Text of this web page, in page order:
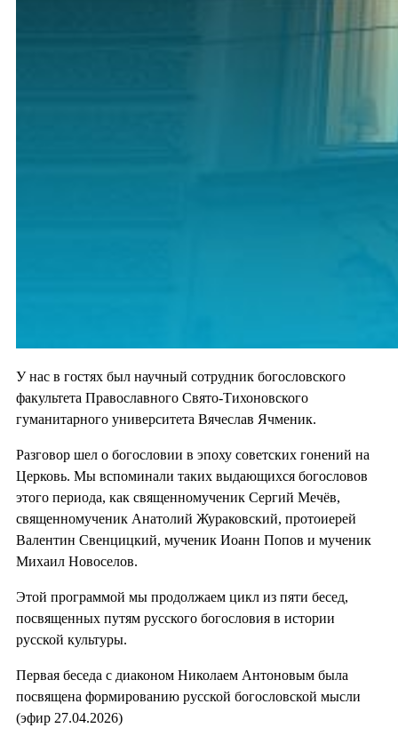
У нас в гостях был научный сотрудник богословского
факультета Православного Свято-Тихоновского
гуманитарного университета Вячеслав Ячменик.
Разговор шел о богословии в эпоху советских гонений на
Церковь. Мы вспоминали таких выдающихся богословов
этого периода, как священномученик Сергий Мечёв,
священномученик Анатолий Жураковский, протоиерей
Валентин Свенцицкий, мученик Иоанн Попов и мученик
Михаил Новоселов.
Этой программой мы продолжаем цикл из пяти бесед,
посвященных путям русского богословия в истории
русской культуры.
Первая беседа с диаконом Николаем Антоновым была
посвящена формированию русской богословской мысли
(эфир 27.04.2026)